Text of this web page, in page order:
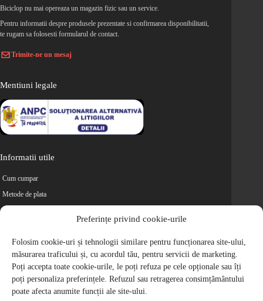
Preferințe privind cookie-urile
Folosim cookie-uri și tehnologii similare pentru funcționarea site-ului,
măsurarea traficului și, cu acordul tău, pentru servicii de marketing.
Poți accepta toate cookie-urile, le poți refuza pe cele opționale sau îți
poți personaliza preferințele. Refuzul sau retragerea consimțământului
poate afecta anumite funcții ale site-ului.
Biciclop nu mai opereaza un magazin fizic sau un service.
Pentru informatii despre produsele prezentate si confirmarea disponibilitatii,
te rugam sa folosesti formularul de contact.
Trimite-ne un mesaj
Mentiuni legale
Informatii utile
Cum cumpar
Metode de plata
Retur
Cariere
Politica de Confidentialitate
Politica de cookie-uri